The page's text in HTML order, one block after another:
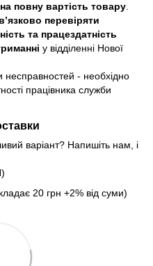
повну вартість товару.
перевіряти
та працездатність
у відділенні Нової
- необхідно
працівника служби
варіант? Напишіть нам, і
20 грн +2% від суми)